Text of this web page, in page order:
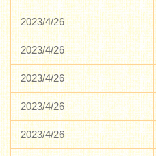
2023/4/26
2023/4/26
2023/4/26
2023/4/26
2023/4/26